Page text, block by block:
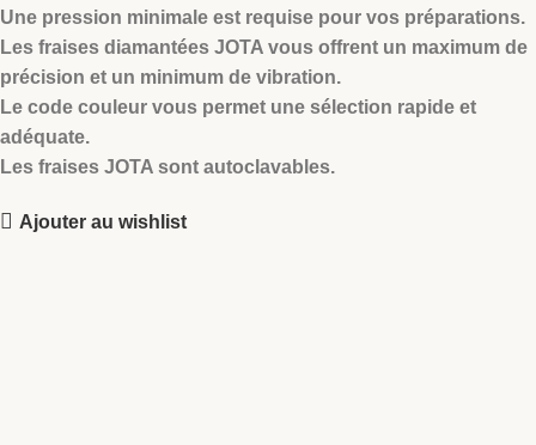
Une pression minimale est requise pour vos préparations.
Les fraises diamantées JOTA vous offrent un maximum de
précision et un minimum de vibration.
Le code couleur vous permet une sélection rapide et
adéquate.
Les fraises JOTA sont autoclavables.
Ajouter au wishlist